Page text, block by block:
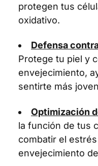
protegen tus
oxidativo.
Defensa
Protege tu piel y
envejecimiento,
sentirte más
Optimización
la función de tus
combatir el
envejecimiento